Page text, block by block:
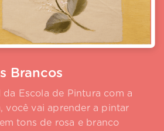
Brancos
da Escola de Pintura com a
você vai aprender a pintar
tons de rosa e branco